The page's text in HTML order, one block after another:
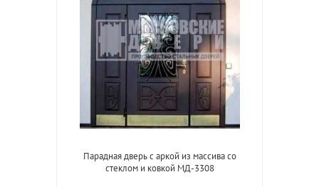
Парадная дверь с аркой из массива со
стеклом и ковкой МД-3308